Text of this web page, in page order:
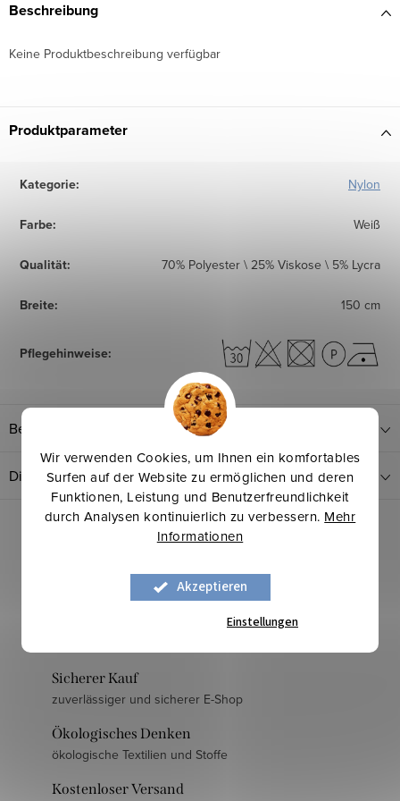
Wir verwenden Cookies, um Ihnen ein komfortables
Surfen auf der Website zu ermöglichen und deren
Funktionen, Leistung und Benutzerfreundlichkeit
durch Analysen kontinuierlich zu verbessern. Mehr
Informationen
Akzeptieren
Einstellungen
Beschreibung
Keine Produktbeschreibung verfügbar
Produktparameter
Kategorie: Nylon
Farbe: Weiß
Qualität: 70% Polyester \ 25% Viskose \ 5% Lycra
Breite: 150 cm
Pflegehinweise:
Bewertung
Diskussion
Sicherer Kauf
zuverlässiger und sicherer E-Shop
Ökologisches Denken
ökologische Textilien und Stoffe
Kostenloser Versand